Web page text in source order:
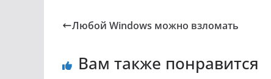
Любой Windows можно взломать
Вам также понравится